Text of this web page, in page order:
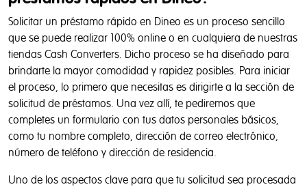
Solicitar un préstamo rápido en Dineo es un proceso sencillo
que se puede realizar 100% online o en cualquiera de nuestras
tiendas Cash Converters. Dicho proceso se ha diseñado para
brindarte la mayor comodidad y rapidez posibles. Para iniciar
el proceso, lo primero que necesitas es dirigirte a la sección de
solicitud de préstamos. Una vez allí, te pediremos que
completes un formulario con tus datos personales básicos,
como tu nombre completo, dirección de correo electrónico,
número de teléfono y dirección de residencia.
Uno de los aspectos clave para que tu solicitud sea procesada